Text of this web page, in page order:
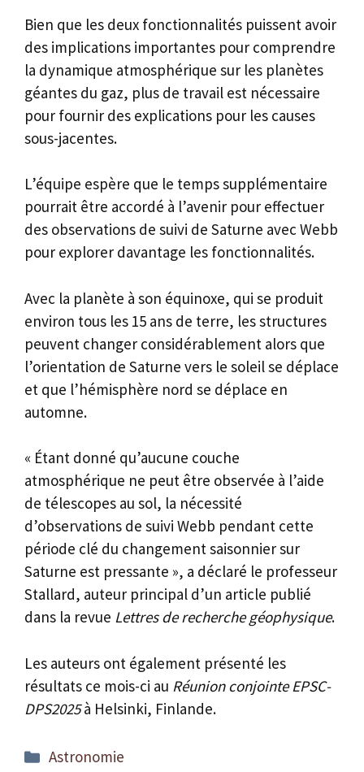
Bien que les deux fonctionnalités puissent avoir
des implications importantes pour comprendre
la dynamique atmosphérique sur les planètes
géantes du gaz, plus de travail est nécessaire
pour fournir des explications pour les causes
sous-jacentes.
L’équipe espère que le temps supplémentaire
pourrait être accordé à l’avenir pour effectuer
des observations de suivi de Saturne avec Webb
pour explorer davantage les fonctionnalités.
Avec la planète à son équinoxe, qui se produit
environ tous les 15 ans de terre, les structures
peuvent changer considérablement alors que
l’orientation de Saturne vers le soleil se déplace
et que l’hémisphère nord se déplace en
automne.
« Étant donné qu’aucune couche
atmosphérique ne peut être observée à l’aide
de télescopes au sol, la nécessité
d’observations de suivi Webb pendant cette
période clé du changement saisonnier sur
Saturne est pressante », a déclaré le professeur
Stallard, auteur principal d’un article publié
dans la revue Lettres de recherche géophysique.
Les auteurs ont également présenté les
résultats ce mois-ci au Réunion conjointe EPSC-
DPS2025à Helsinki, Finlande.
Catégories
Astronomie